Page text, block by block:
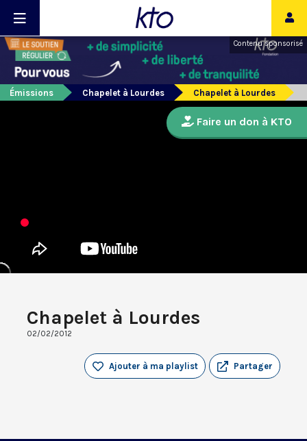
Contenu sponsorisé
Émissions Chapelet à Lourdes Chapelet à Lourdes
Chapelet à Lourdes
02/02/2012
Partager
Ajouter à ma playlist
Faire un don à KTO